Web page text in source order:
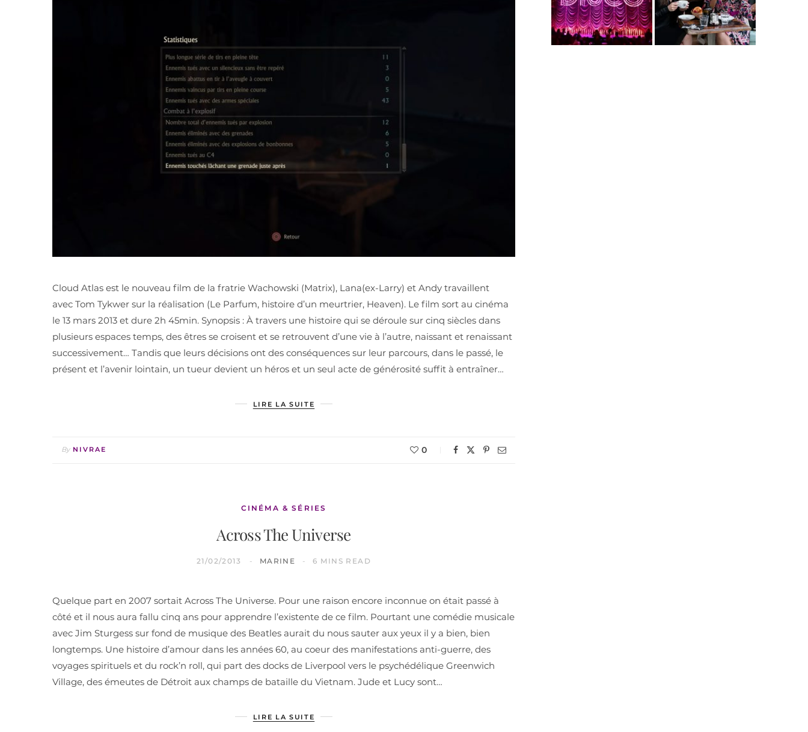
Cloud Atlas est le nouveau film de la fratrie Wachowski (Matrix), Lana(ex-Larry) et Andy travaillent
avec Tom Tykwer sur la réalisation (Le Parfum, histoire d’un meurtrier, Heaven). Le film sort au cinéma
le 13 mars 2013 et dure 2h 45min. Synopsis : À travers une histoire qui se déroule sur cinq siècles dans
plusieurs espaces temps, des êtres se croisent et se retrouvent d’une vie à l’autre, naissant et renaissant
successivement… Tandis que leurs décisions ont des conséquences sur leur parcours, dans le passé, le
présent et l’avenir lointain, un tueur devient un héros et un seul acte de générosité suffit à entraîner…
LIRE LA SUITE
By NIVRAE 0
CINÉMA & SÉRIES
Across The Universe
21/02/2013 MARINE 6 MINS READ
Quelque part en 2007 sortait Across The Universe. Pour une raison encore inconnue on était passé à
côté et il nous aura fallu cinq ans pour apprendre l’existente de ce film. Pourtant une comédie musicale
avec Jim Sturgess sur fond de musique des Beatles aurait du nous sauter aux yeux il y a bien, bien
longtemps. Une histoire d’amour dans les années 60, au coeur des manifestations anti-guerre, des
voyages spirituels et du rock’n roll, qui part des docks de Liverpool vers le psychédélique Greenwich
Village, des émeutes de Détroit aux champs de bataille du Vietnam. Jude et Lucy sont…
LIRE LA SUITE